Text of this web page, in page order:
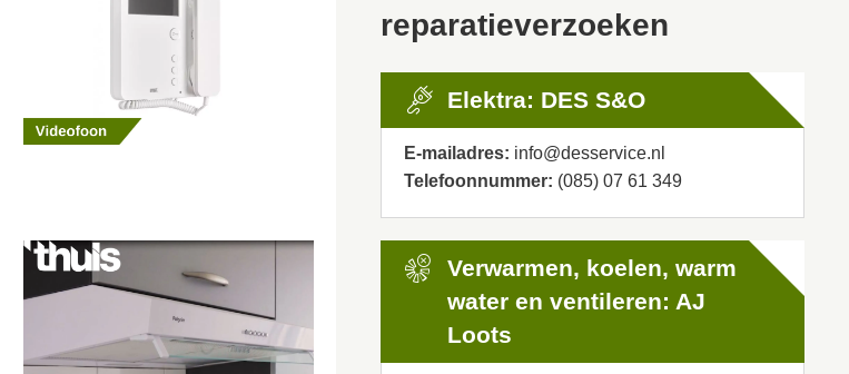
reparatieverzoeken
Elektra: DES S&O
E-mailadres: info@desservice.nl
Telefoonnummer: (085) 07 61 349
Verwarmen, koelen, warm
water en ventileren: AJ
Loots